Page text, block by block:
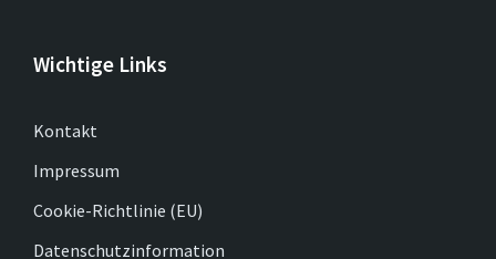
Wichtige Links
Kontakt
Impressum
Cookie-Richtlinie (EU)
Datenschutzinformation